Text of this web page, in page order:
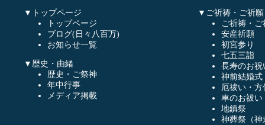
▼トップページ
トップページ
ブログ(日々八百万)
お知らせ一覧
▼歴史・由緒
歴史・ご祭神
年中行事
メディア掲載
▼ご祈祷・ご祈願
ご祈祷・
安産祈願
初宮参り
七五三詣
長寿のお祝
神前結婚式
厄祓い・方
車のお祓い
地鎮祭
神葬祭（神